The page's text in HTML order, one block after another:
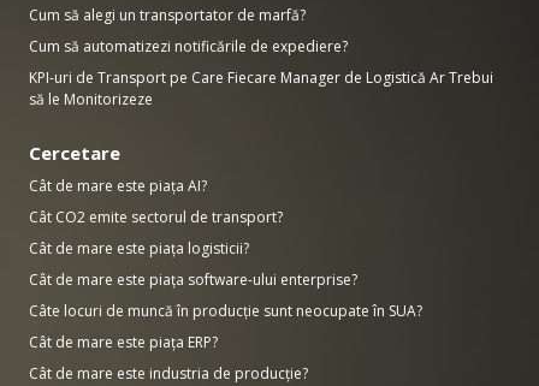
Cum să alegi un transportator de marfă?
Cum să automatizezi notificările de expediere?
KPI-uri de Transport pe Care Fiecare Manager de Logistică Ar Trebui
să le Monitorizeze
Cercetare
Cât de mare este piața AI?
Cât CO2 emite sectorul de transport?
Cât de mare este piața logisticii?
Cât de mare este piața software-ului enterprise?
Câte locuri de muncă în producție sunt neocupate în SUA?
Cât de mare este piața ERP?
Cât de mare este industria de producție?